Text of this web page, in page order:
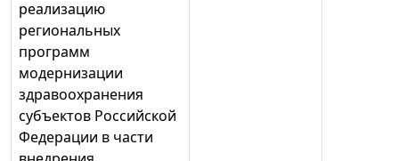
реализацию
региональных
программ
модернизации
здравоохранения
субъектов Российской
Федерации в части